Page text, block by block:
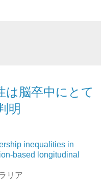
は脳卒中にとて
明
inequalities in
based longitudinal
ア